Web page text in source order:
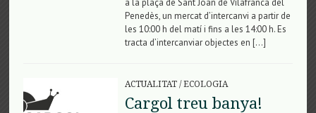
Penedès, un mercat d’intercanvi a partir de
les 10:00 h del matí i fins a les 14:00 h. Es
tracta d’intercanviar objectes en […]
ACTUALITAT/ECOLOGIA
Cargol treu banya!